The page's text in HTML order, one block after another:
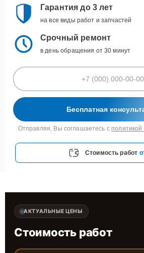
Гарантия до 3 лет
на все виды работ и запчастей
Срочный ремонт
в день обращения от 30 минут
Бесплатная
Отправляя, Вы соглашаетесь с
Стоимость работ
АКТУАЛЬНЫЕ ЦЕНЫ
Стоимость работ